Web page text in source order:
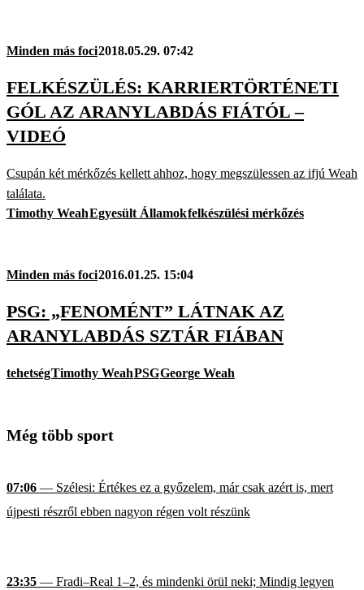
Minden más foci2018.05.29. 07:42
FELKÉSZÜLÉS: KARRIERTÖRTÉNETI
GÓL AZ ARANYLABDÁS FIÁTÓL –
VIDEÓ
Csupán két mérkőzés kellett ahhoz, hogy megszülessen az ifjú Weah
találata.
Timothy WeahEgyesült Államokfelkészülési mérkőzés
Minden más foci2016.01.25. 15:04
PSG: „FENOMÉNT” LÁTNAK AZ
ARANYLABDÁS SZTÁR FIÁBAN
tehetségTimothy WeahPSGGeorge Weah
Még több sport
07:06 — Szélesi: Értékes ez a győzelem, már csak azért is, mert
újpesti részről ebben nagyon régen volt részünk
23:35 — Fradi–Real 1–2, és mindenki örül neki; Mindig legyen